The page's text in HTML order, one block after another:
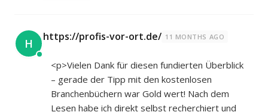
H https://profis-vor-ort.de/ 11 MONTHS AGO
<p>Vielen Dank für diesen fundierten Überblick
– gerade der Tipp mit den kostenlosen
Branchenbüchern war Gold wert! Nach dem
Lesen habe ich direkt selbst recherchiert und